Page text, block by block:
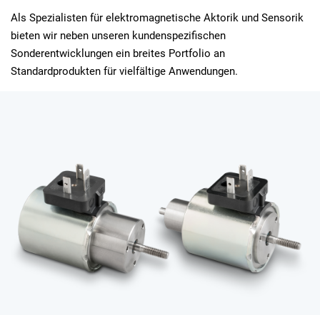
Als Spezialisten für elektromagnetische Aktorik und Sensorik
bieten wir neben unseren kundenspezifischen
Sonderentwicklungen ein breites Portfolio an
Standardprodukten für vielfältige Anwendungen.